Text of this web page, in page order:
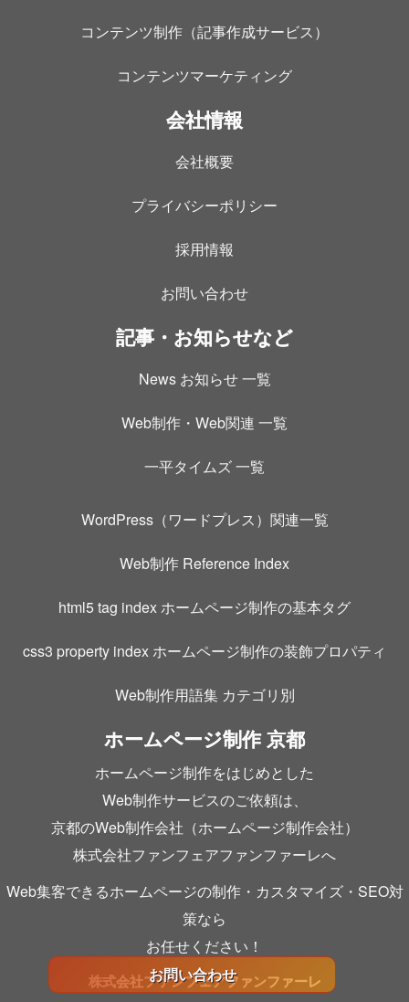
コンテンツ制作（記事作成サービス）
コンテンツマーケティング
会社情報
会社概要
プライバシーポリシー
採用情報
お問い合わせ
記事・お知らせなど
News お知らせ 一覧
Web制作・Web関連 一覧
一平タイムズ 一覧
WordPress（ワードプレス）関連一覧
Web制作 Reference Index
html5 tag index ホームページ制作の基本タグ
css3 property index ホームページ制作の装飾プロパティ
Web制作用語集 カテゴリ別
ホームページ制作 京都
ホームページ制作をはじめとした
Web制作サービスのご依頼は、
京都のWeb制作会社（ホームページ制作会社）
株式会社ファンフェアファンファーレへ
Web集客できるホームページの制作・カスタマイズ・SEO対
策なら
お任せください！
株式会社ファンフェアファンファーレ
お問い合わせ